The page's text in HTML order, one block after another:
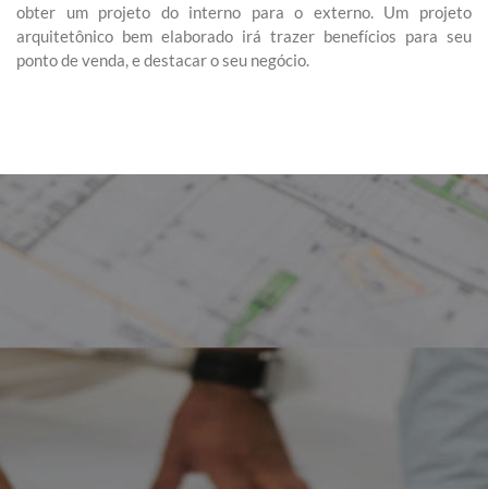
obter um projeto do interno para o externo. Um projeto
arquitetônico bem elaborado irá trazer benefícios para seu
ponto de venda, e destacar o seu negócio.